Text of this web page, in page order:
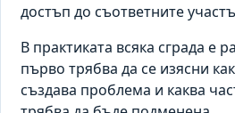
достъп до съответните
В практиката всяка сграда е
първо трябва да се изясни
създава проблема и каква